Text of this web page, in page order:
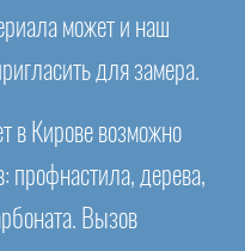
может и наш
для замера.
в Кирове возможно
профнастила, дерева,
Вызов